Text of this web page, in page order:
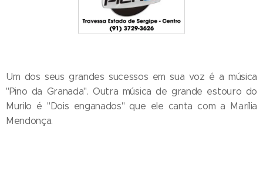
Um dos seus grandes sucessos em sua voz é a música
"Pino da Granada". Outra música de grande estouro do
Murilo é "Dois enganados" que ele canta com a Marília
Mendonça.